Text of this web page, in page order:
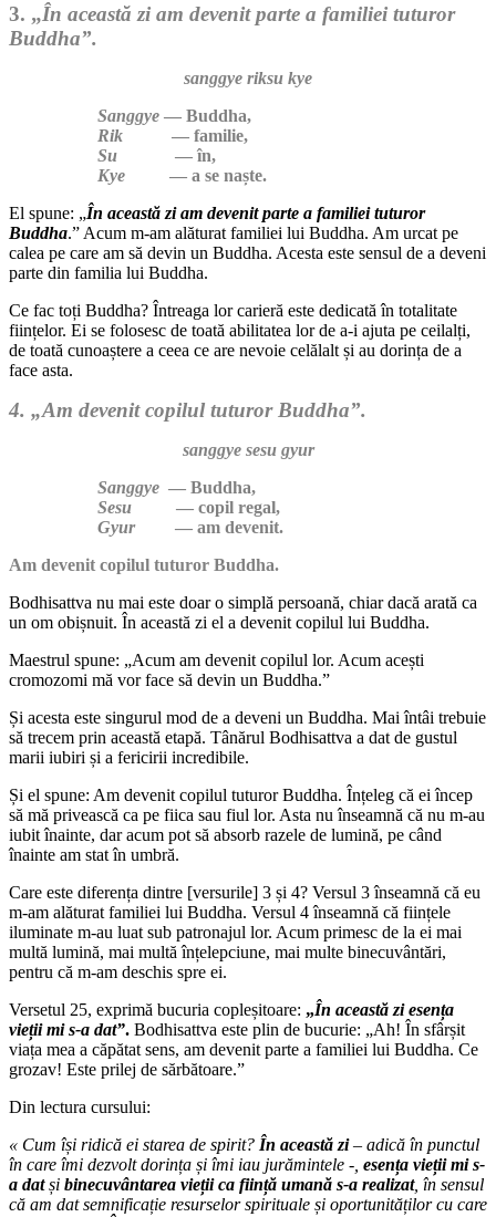
3. „În această zi am devenit parte a familiei tuturor
Buddha”.
sanggye riksu kye
Sanggye — Buddha,
Rik — familie,
Su — în,
Kye — a se naște.
El spune: „În această zi am devenit parte a familiei tuturor
Buddha.” Acum m-am alăturat familiei lui Buddha. Am urcat pe
calea pe care am să devin un Buddha. Acesta este sensul de a deveni
parte din familia lui Buddha.
Ce fac toți Buddha? Întreaga lor carieră este dedicată în totalitate
ființelor. Ei se folosesc de toată abilitatea lor de a-i ajuta pe ceilalți,
de toată cunoaștere a ceea ce are nevoie celălalt și au dorința de a
face asta.
4. „Am devenit copilul tuturor Buddha”.
sanggye sesu gyur
Sanggye — Buddha,
Sesu — copil regal,
Gyur— am devenit.
Am devenit copilul tuturor Buddha.
Bodhisattva nu mai este doar o simplă persoană, chiar dacă arată ca
un om obișnuit. În această zi el a devenit copilul lui Buddha.
Maestrul spune: „Acum am devenit copilul lor. Acum acești
cromozomi mă vor face să devin un Buddha.”
Și acesta este singurul mod de a deveni un Buddha. Mai întâi trebuie
să trecem prin această etapă. Tânărul Bodhisattva a dat de gustul
marii iubiri și a fericirii incredibile.
Și el spune: Am devenit copilul tuturor Buddha. Înțeleg că ei încep
să mă privească ca pe fiica sau fiul lor. Asta nu înseamnă că nu m-au
iubit înainte, dar acum pot să absorb razele de lumină, pe când
înainte am stat în umbră.
Care este diferența dintre [versurile] 3 și 4? Versul 3 înseamnă că eu
m-am alăturat familiei lui Buddha. Versul 4 înseamnă că ființele
iluminate m-au luat sub patronajul lor. Acum primesc de la ei mai
multă lumină, mai multă înțelepciune, mai multe binecuvântări,
pentru că m-am deschis spre ei.
Versetul 25, exprimă bucuria copleșitoare: „În această zi esența
vieții mi s-a dat”. Bodhisattva este plin de bucurie: „Ah! În sfârșit
viața mea a căpătat sens, am devenit parte a familiei lui Buddha. Ce
grozav! Este prilej de sărbătoare.”
Din lectura cursului:
« Cum își ridică ei starea de spirit? În această zi– adică în punctul
în care îmi dezvolt dorința și îmi iau jurămintele -, esența vieții mi s-
a datși binecuvântarea vieții ca ființă umană s-a realizat, în sensul
că am dat semnificație resurselor spirituale și oportunităților cu care